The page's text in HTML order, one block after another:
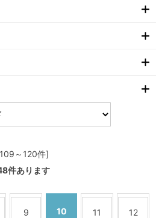
～120件]
件あります
9 10 11 12